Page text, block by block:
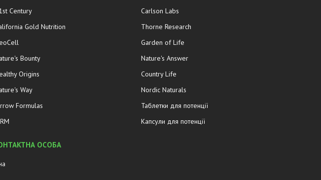
Century
Gold Nutrition
Bounty
Origins
Way
Formulas
Carlson Labs
Thorne Research
Garden of Life
Nature's Answer
Country Life
Nordic Naturals
Таблетки для потенції
Капсули для потенції